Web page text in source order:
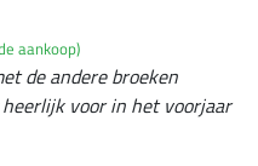
aankoop)
de andere broeken
voor in het voorjaar